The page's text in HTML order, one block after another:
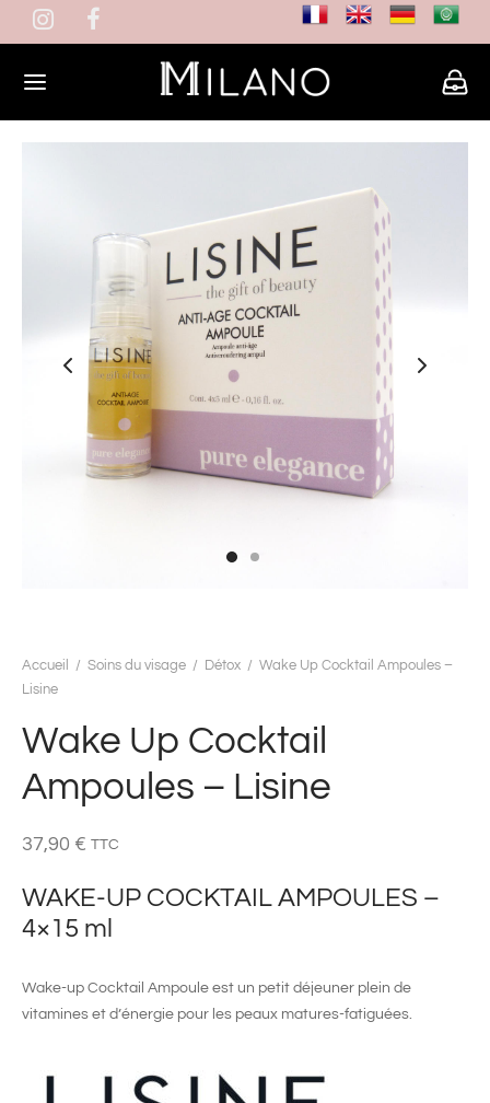
Accueil / Soins du visage / Détox / Wake Up Cocktail Ampoules –
Lisine
Wake Up Cocktail
Ampoules – Lisine
37,90 € TTC
WAKE-UP COCKTAIL AMPOULES –
4×15 ml
Wake-up Cocktail Ampoule est un petit déjeuner plein de
vitamines et d’énergie pour les peaux matures-fatiguées.